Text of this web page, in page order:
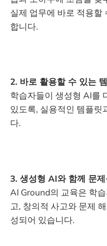
실제 업무에 바로 적용할
합니다.
2. 바로 활용할 수 있는
학습자들이 생성형 AI를
있도록, 실용적인 템플릿
다.
3. 생성형 AI와 함께 문
AI Ground의 교육은 학
고, 창의적 사고와 문제
성되어 있습니다.